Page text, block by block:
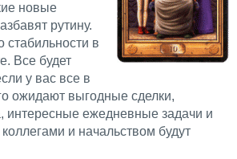
новые
рутину.
стабильности в
Все будет
у вас все в
ожидают выгодные сделки,
интересные ежедневные задачи и
и начальством будут